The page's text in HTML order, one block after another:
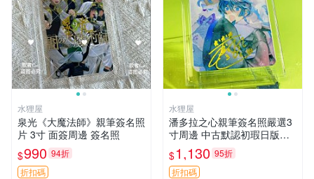
水狸屋
泉光《大魔法師》親筆簽名照
片 3寸 面簽周邊 簽名照
$990 94折
折扣碼
水狸屋
潘多拉之心親筆簽名照嚴選3
寸周邊 中古默認初瑕日版含
原裝卡磚 潘多拉之心 網購 周
邊 署名照
$1,130 95折
折扣碼